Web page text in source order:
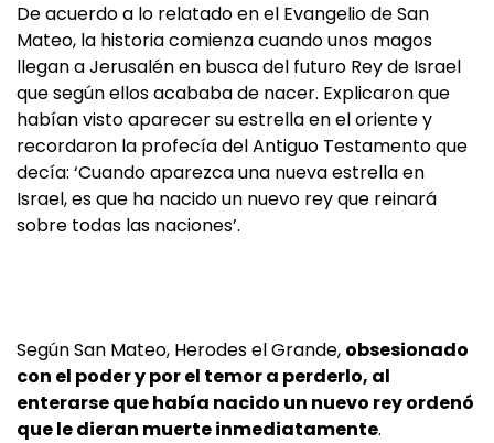
De acuerdo a lo relatado en el Evangelio de San
Mateo, la historia comienza cuando unos magos
llegan a Jerusalén en busca del futuro Rey de Israel
que según ellos acababa de nacer. Explicaron que
habían visto aparecer su estrella en el oriente y
recordaron la profecía del Antiguo Testamento que
decía: ‘Cuando aparezca una nueva estrella en
Israel, es que ha nacido un nuevo rey que reinará
sobre todas las naciones’.
Según San Mateo, Herodes el Grande, obsesionado
con el poder y por el temor a perderlo, al
enterarse que había nacido un nuevo rey ordenó
que le dieran muerte inmediatamente.